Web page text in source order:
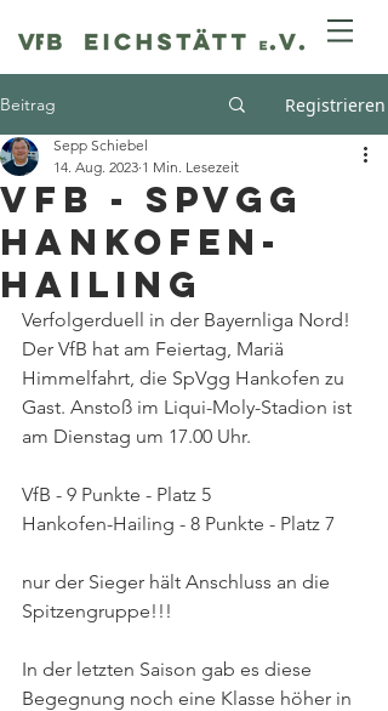
Beitrag Registrieren
VfB - SpVgg
Hankofen-
Hailing
Sepp Schiebel
14. Aug. 2023 1 Min. Lesezeit
Verfolgerduell in der Bayernliga Nord!
Der VfB hat am Feiertag, Mariä
Himmelfahrt, die SpVgg Hankofen zu
Gast. Anstoß im Liqui-Moly-Stadion ist
am Dienstag um 17.00 Uhr.
VfB - 9 Punkte - Platz 5
Hankofen-Hailing - 8 Punkte - Platz 7
nur der Sieger hält Anschluss an die
Spitzengruppe!!!
In der letzten Saison gab es diese
Begegnung noch eine Klasse höher in